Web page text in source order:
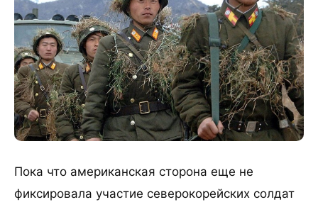
Пока что американская сторона еще не
фиксировала участие северокорейских солдат